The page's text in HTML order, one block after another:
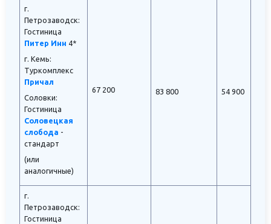
г.
Петрозаводск:
Гостиница
Питер Инн 4*
г. Кемь:
Туркомплекс
Причал
Соловки:
Гостиница
Соловецкая
слобода -
стандарт
(или
аналогичные)
67 200 83 800 54 900
г.
Петрозаводск:
Гостиница